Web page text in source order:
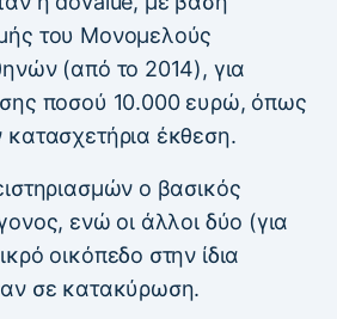
του Μονομελούς
(από το 2014), για
ποσού 10.000 ευρώ, όπως
κατασχετήρια έκθεση.
ο βασικός
ενώ οι άλλοι δύο (για
οικόπεδο στην ίδια
σε κατακύρωση.